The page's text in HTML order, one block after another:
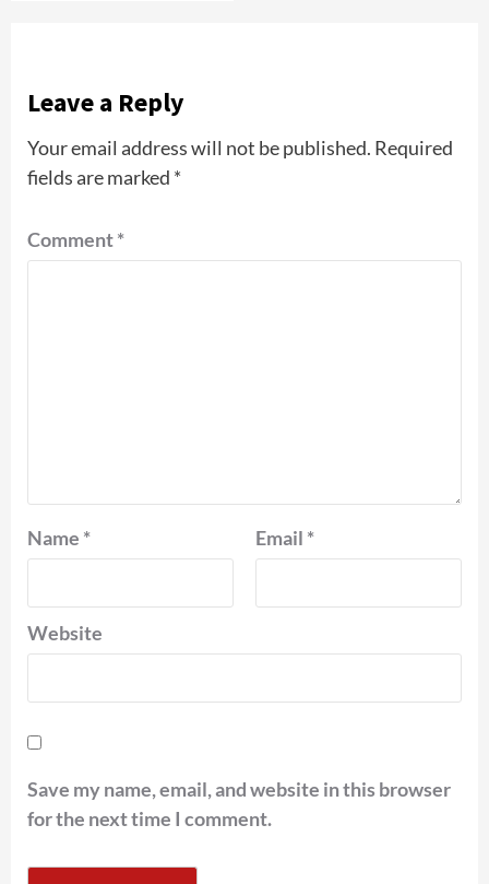
Leave a Reply
Your email address will not be published. Required
fields are marked *
Comment*
Name * Email *
Website
Save my name, email, and website in this browser
for the next time I comment.